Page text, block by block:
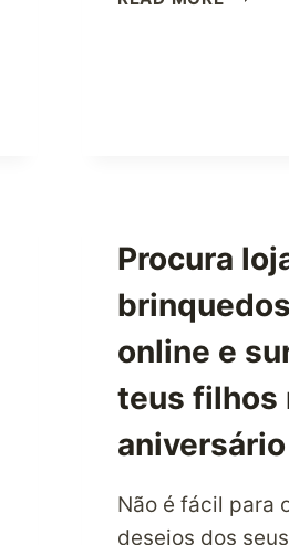
NUMA
DE
Procura
online e
teus filhos
aniversário
Não é fácil para
desejos dos